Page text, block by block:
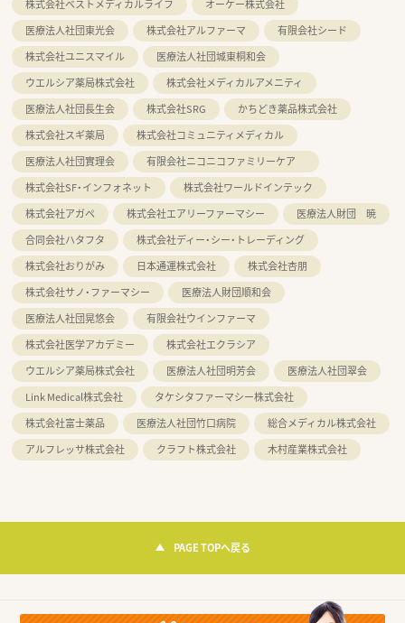
株式会社ベストメディカルライフ
オーケー株式会社
医療法人社団東光会
株式会社アルファーマ
有限会社シード
株式会社ユニスマイル
医療法人社団城東桐和会
ウエルシア薬局株式会社
株式会社メディカルアメニティ
医療法人社団長生会
株式会社SRG
かちどき薬品株式会社
株式会社スギ薬局
株式会社コミュニティメディカル
医療法人社団實理会
有限会社ニコニコファミリーケア
株式会社SF・インフォネット
株式会社ワールドインテック
株式会社アガペ
株式会社エアリーファーマシー
医療法人財団 暁
合同会社ハタフタ
株式会社ディー・シー・トレーディング
株式会社おりがみ
日本通運株式会社
株式会社杏朋
株式会社サノ・ファーマシー
医療法人財団順和会
医療法人社団晃悠会
有限会社ウインファーマ
株式会社医学アカデミー
株式会社エクラシア
ウエルシア薬局株式会社
医療法人社団明芳会
医療法人社団翠会
Link Medical株式会社
タケシタファーマシー株式会社
株式会社富士薬品
医療法人社団竹口病院
総合メディカル株式会社
アルフレッサ株式会社
クラフト株式会社 木村産業株式会社
PAGE TOPへ戻る